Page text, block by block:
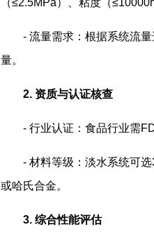
（≤2.5MPa）、粘度（
- 流量需求：根据系统流
量。
2. 资质与认证核查
- 行业认证：食品行业需
- 材料等级：淡水系统可
或哈氏合金。
3. 综合性能评估